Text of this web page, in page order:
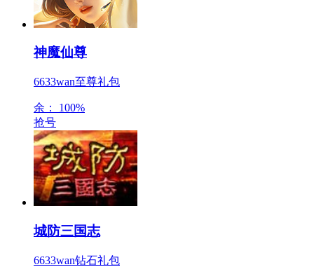
神魔仙尊
6633wan至尊礼包
余：
100%
抢号
城防三国志
6633wan钻石礼包